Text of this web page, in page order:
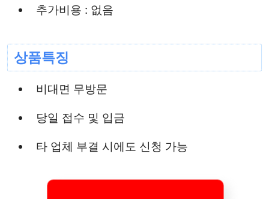
추가비용 : 없음
상품특징
비대면 무방문
당일 접수 및 입금
타 업체 부결 시에도 신청 가능